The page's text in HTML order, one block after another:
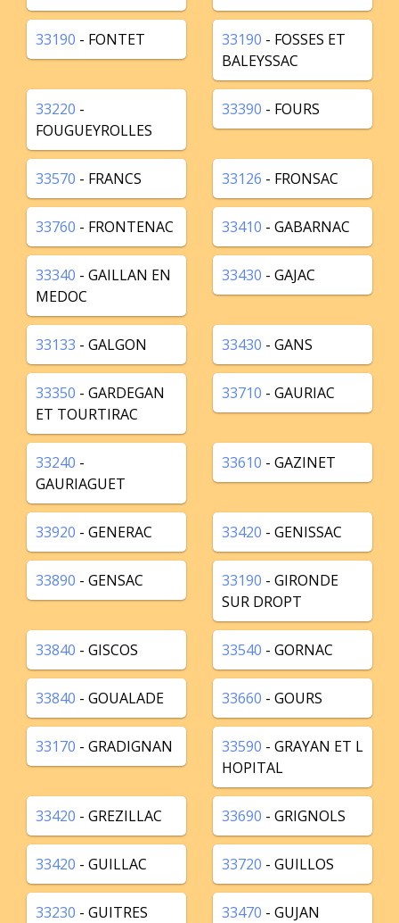
33190 - FONTET 33190 - FOSSES ET
BALEYSSAC
33220 -
FOUGUEYROLLES
33390 - FOURS
33570 - FRANCS 33126 - FRONSAC
33760 - FRONTENAC 33410 - GABARNAC
33340 - GAILLAN EN
MEDOC
33430 - GAJAC
33133 - GALGON 33430 - GANS
33350 - GARDEGAN
ET TOURTIRAC
33710 - GAURIAC
33240 -
GAURIAGUET
33610 - GAZINET
33920 - GENERAC 33420 - GENISSAC
33890 - GENSAC 33190 - GIRONDE
SUR DROPT
33840 - GISCOS 33540 - GORNAC
33840 - GOUALADE 33660 - GOURS
33170 - GRADIGNAN 33590 - GRAYAN ET L
HOPITAL
33420 - GREZILLAC 33690 - GRIGNOLS
33420 - GUILLAC 33720 - GUILLOS
33230 - GUITRES 33470 - GUJAN